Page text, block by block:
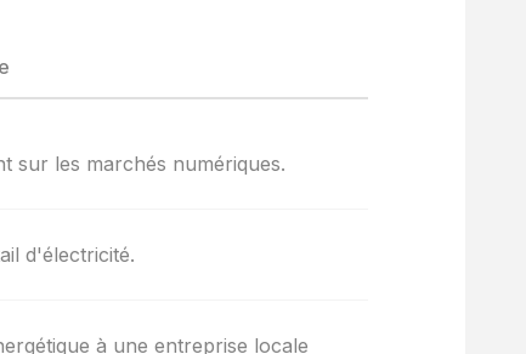
sur les marchés numériques.
d'électricité.
à une entreprise locale